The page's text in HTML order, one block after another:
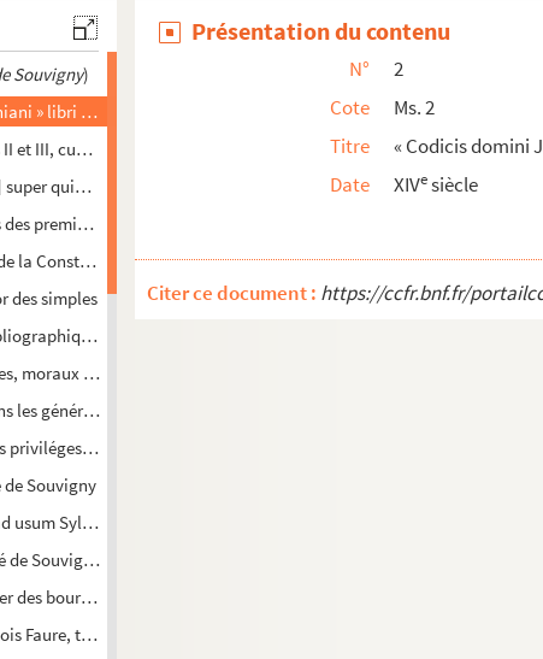
Souvigny)
» libri I-IX, cum glossis
et III, cum glossis
super quinque libros Decretalium » (fragment du livre II)
des premiers et anciens pairs, que jadiz on nommoit et appelloit les
la Constitution Unigenitus, ensemble « repliques à diverses
des simples
moraux et littéraires »
les généralitez de Moulins et Bourges ;... Moulins, composé par M. de
priviléges accordés par les ducs de Bourbon à différentes villes du
Souvigny
usum Sylviniacensem
de Souvigny, par dom Nicolas de Mesgrigny, prieur commandataire de
des bourgois, manans et habitans de la ville et franchise de Molins, leq...
Faure, tresorier et receveur general du domaine et duché de
Présentation du contenu
N°
2
Cote
Ms. 2
Titre
« Codicis domini
Date
XIVesiècle
Citer ce document : https://ccfr.bnf.fr/